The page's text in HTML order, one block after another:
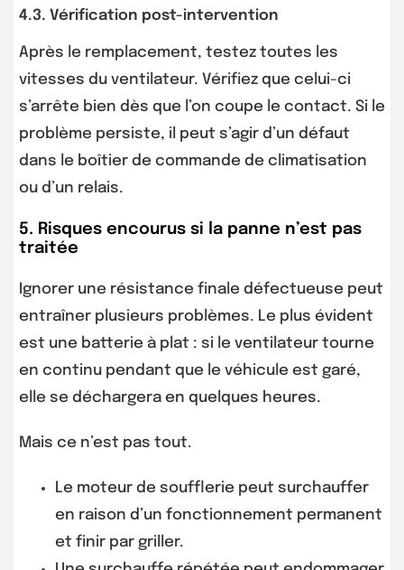
4.3. Vérification post-intervention
Après le remplacement, testez toutes les
vitesses du ventilateur. Vérifiez que celui-ci
s’arrête bien dès que l’on coupe le contact. Si le
problème persiste, il peut s’agir d’un défaut
dans le boîtier de commande de climatisation
ou d’un relais.
5. Risques encourus si la panne n’est pas
traitée
Ignorer une résistance finale défectueuse peut
entraîner plusieurs problèmes. Le plus évident
est une batterie à plat : si le ventilateur tourne
en continu pendant que le véhicule est garé,
elle se déchargera en quelques heures.
Mais ce n’est pas tout.
Le moteur de soufflerie peut surchauffer
en raison d’un fonctionnement permanent
et finir par griller.